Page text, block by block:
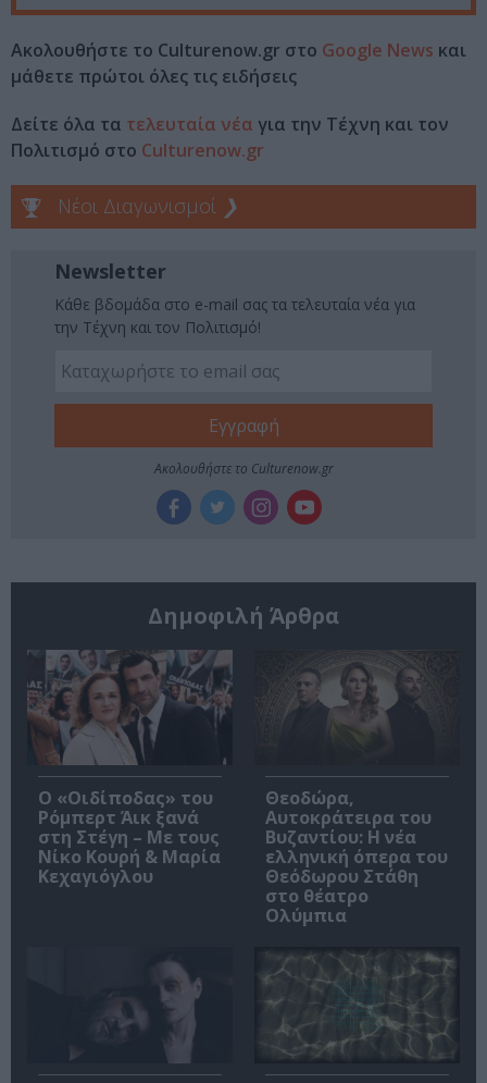
Ακολουθήστε το Culturenow.gr στο Google News και
μάθετε πρώτοι όλες τις ειδήσεις
Δείτε όλα τα τελευταία νέα για την Τέχνη και τον
Πολιτισμό στο Culturenow.gr
Νέοι Διαγωνισμοί ❯
Newsletter
Κάθε βδομάδα στο e-mail σας τα τελευταία νέα για
την Τέχνη και τον Πολιτισμό!
Ακολουθήστε το Culturenow.gr
Δημοφιλή Άρθρα
O «Οιδίποδας» του
Ρόμπερτ Άικ ξανά
στη Στέγη – Με τους
Νίκο Κουρή & Μαρία
Κεχαγιόγλου
Θεοδώρα,
Αυτοκράτειρα του
Βυζαντίου: Η νέα
ελληνική όπερα του
Θεόδωρου Στάθη
στο θέατρο
Ολύμπια